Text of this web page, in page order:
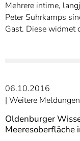
Mehrere intime,
Peter Suhrkamps
Gast. Diese widmet
06.10.2016
Weitere Meldungen
Oldenburger
Meeresoberfläche